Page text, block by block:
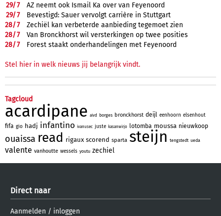
29/7
AZ neemt ook Ismail Ka over van Feyenoord
29/7
Bevestigd: Sauer vervolgt carrière in Stuttgart
28/7
Zechiël kan verbeterde aanbieding tegemoet zien
28/7
Van Bronckhorst wil versterkingen op twee posities
28/7 Forest staakt onderhandelingen met Feyenoord
Stel hier in welk nieuws jij belangrijk vindt.
Tagcloud
acardipane aivd borges bronckhorst deijl eenhoorn elsenhout
fifa gio hadj infantino ivanusec juste kasanwirjo lotomba moussa nieuwkoop
ouaissa read rigaux scorend sparta steijn tengstedt ueda
valente vanhoutte wessels youtu zechiel
Direct naar
Aanmelden / inloggen